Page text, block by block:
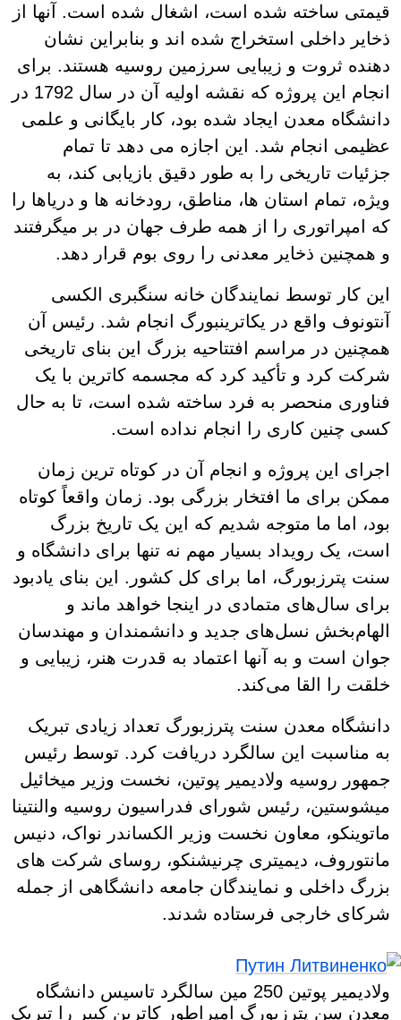
قیمتی ساخته شده است، اشغال شده است. آنها از
ذخایر داخلی استخراج شده اند و بنابراین نشان
دهنده ثروت و زیبایی سرزمین روسیه هستند. برای
انجام این پروژه که نقشه اولیه آن در سال 1792 در
دانشگاه معدن ایجاد شده بود، کار بایگانی و علمی
عظیمی انجام شد. این اجازه می دهد تا تمام
جزئیات تاریخی را به طور دقیق بازیابی کند، به
ویژه، تمام استان ها، مناطق، رودخانه ها و دریاها را
که امپراتوری را از همه طرف جهان در بر میگرفتند
و همچنین ذخایر معدنی را روی بوم قرار دهد.
این کار توسط نمایندگان خانه سنگبری الکسی
آنتونوف واقع در یکاترینبورگ انجام شد. رئیس آن
همچنین در مراسم افتتاحیه بزرگ این بنای تاریخی
شرکت کرد و تأکید کرد که مجسمه کاترین با یک
فناوری منحصر به فرد ساخته شده است، تا به حال
کسی چنین کاری را انجام نداده است.
اجرای این پروژه و انجام آن در کوتاه ترین زمان
ممکن برای ما افتخار بزرگی بود. زمان واقعاً کوتاه
بود، اما ما متوجه شدیم که این یک تاریخ بزرگ
است، یک رویداد بسیار مهم نه تنها برای دانشگاه و
سنت پترزبورگ، اما برای کل کشور. این بنای یادبود
برای سال‌های متمادی در اینجا خواهد ماند و
الهام‌بخش نسل‌های جدید و دانشمندان و مهندسان
جوان است و به آنها اعتماد به قدرت هنر، زیبایی و
خلقت را القا می‌کند.
دانشگاه معدن سنت پترزبورگ تعداد زیادی تبریک
به مناسبت این سالگرد دریافت کرد. توسط رئیس
جمهور روسیه ولادیمیر پوتین، نخست وزیر میخائیل
میشوستین، رئیس شورای فدراسیون روسیه والنتینا
ماتوینکو، معاون نخست وزیر الکساندر نواک، دنیس
مانتوروف، دیمیتری چرنیشنکو، روسای شرکت های
بزرگ داخلی و نمایندگان جامعه دانشگاهی از جمله
شرکای خارجی فرستاده شدند.
ولادیمیر پوتین 250 مین سالگرد تاسیس دانشگاه
معدن سن پترزبورگ امپراطور کاترین کبیر را تبریک